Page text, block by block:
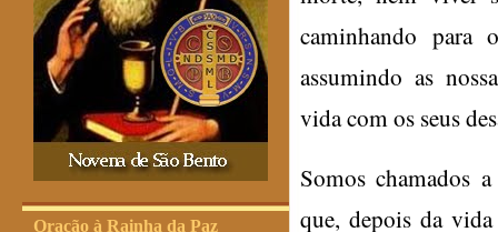
Oração à Rainha da Paz
caminhando para
assumindo as
vida com os seus
Somos chamados
que, depois da